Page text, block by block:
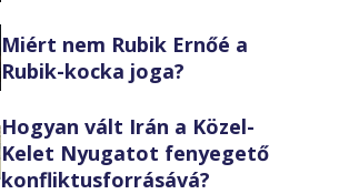
Miért nem Rubik Ernőé a
Rubik-kocka joga?
Hogyan vált Irán a Közel-
Kelet Nyugatot fenyegető
konfliktusforrásává?